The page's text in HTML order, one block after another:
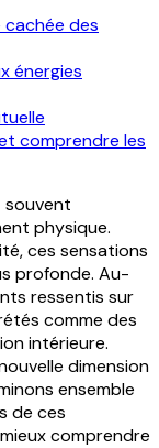
cachée des
énergies
comprendre les
souvent
physique.
ces sensations
profonde. Au-
ressentis sur
comme des
intérieure.
dimension
ensemble
de ces
comprendre